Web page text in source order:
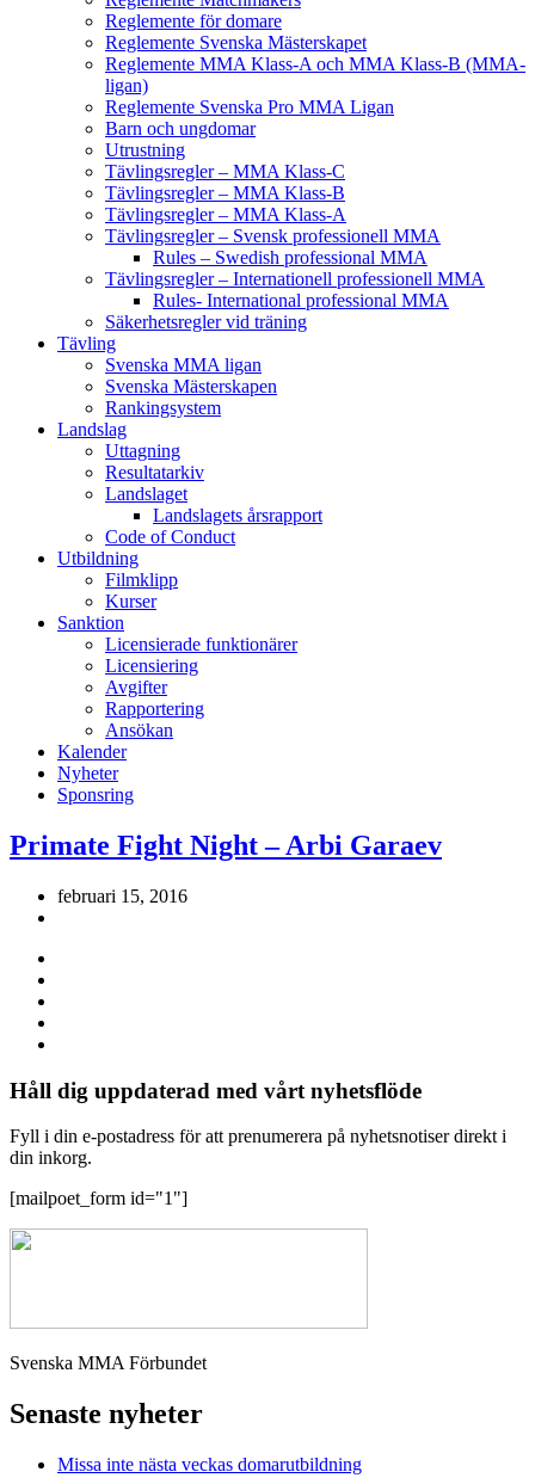
Reglemente för domare
Reglemente Svenska Mästerskapet
Reglemente MMA Klass-A och MMA Klass-B (MMA-
ligan)
Reglemente Svenska Pro MMA Ligan
Barn och ungdomar
Utrustning
Tävlingsregler – MMA Klass-C
Tävlingsregler – MMA Klass-B
Tävlingsregler – MMA Klass-A
Tävlingsregler – Svensk professionell MMA
Rules – Swedish professional MMA
Tävlingsregler – Internationell professionell MMA
Rules- International professional MMA
Säkerhetsregler vid träning
Tävling
Svenska MMA ligan
Svenska Mästerskapen
Rankingsystem
Landslag
Uttagning
Resultatarkiv
Landslaget
Landslagets årsrapport
Code of Conduct
Utbildning
Filmklipp
Kurser
Sanktion
Licensierade funktionärer
Licensiering
Avgifter
Rapportering
Ansökan
Kalender
Nyheter
Sponsring
Primate Fight Night – Arbi Garaev
februari 15, 2016
Håll dig uppdaterad med vårt nyhetsflöde
Fyll i din e-postadress för att prenumerera på nyhetsnotiser direkt i
din inkorg.
[mailpoet_form id="1"]
Svenska MMA Förbundet
Senaste nyheter
Missa inte nästa veckas domarutbildning